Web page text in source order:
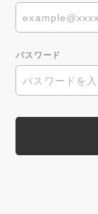
パスワード